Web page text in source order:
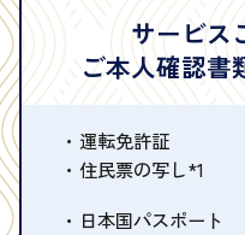
サービス
ご本人確認書
運転免許証
住民票の写し*1
日本国パスポート